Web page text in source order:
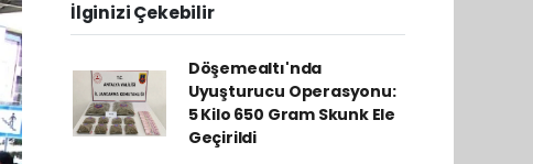
İlginizi Çekebilir
Döşemealtı'nda
Uyuşturucu Operasyonu:
5 Kilo 650 Gram Skunk Ele
Geçirildi